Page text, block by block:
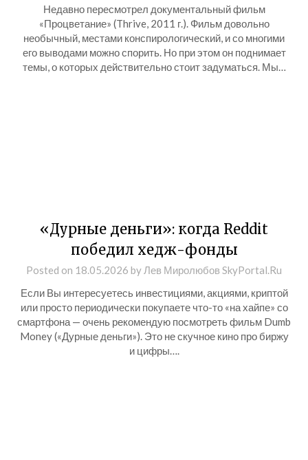
Недавно пересмотрел документальный фильм
«Процветание» (Thrive, 2011 г.). Фильм довольно
необычный, местами конспирологический, и со многими
его выводами можно спорить. Но при этом он поднимает
темы, о которых действительно стоит задуматься. Мы…
«Дурные деньги»: когда Reddit
победил хедж-фонды
Posted on 18.05.2026 by Лев Миролюбов SkyPortal.Ru
Если Вы интересуетесь инвестициями, акциями, криптой
или просто периодически покупаете что-то «на хайпе» со
смартфона — очень рекомендую посмотреть фильм Dumb
Money («Дурные деньги»). Это не скучное кино про биржу
и цифры….